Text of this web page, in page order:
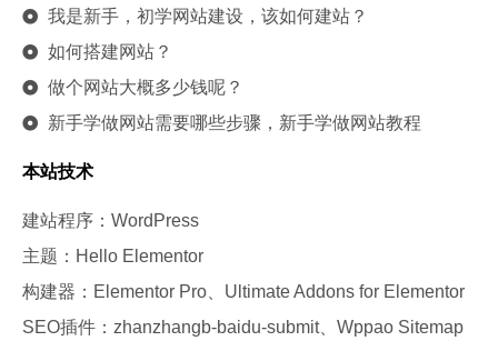
我是新手，初学网站建设，该如何建站？
如何搭建网站？
做个网站大概多少钱呢？
新手学做网站需要哪些步骤，新手学做网站教程
本站技术
建站程序：WordPress
主题：Hello Elementor
构建器：Elementor Pro、Ultimate Addons for Elementor
SEO插件：zhanzhangb-baidu-submit、Wppao Sitemap